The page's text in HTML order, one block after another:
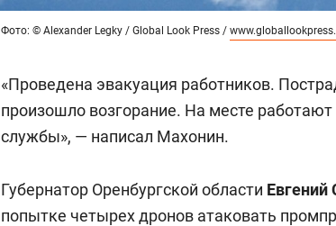
Фото: © Alexander Legky / Global Look Press /
«Проведена эвакуация работников.
произошло возгорание. На месте
службы», — написал Махонин.
Губернатор Оренбургской области Евгений
попытке четырех дронов атаковать